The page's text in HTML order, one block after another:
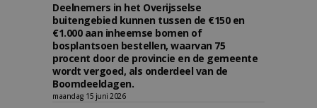
Deelnemers in het Overijsselse
buitengebied kunnen tussen de €150 en
€1.000 aan inheemse bomen of
bosplantsoen bestellen, waarvan 75
procent door de provincie en de gemeente
wordt vergoed, als onderdeel van de
Boomdeeldagen.
maandag 15 juni 2026